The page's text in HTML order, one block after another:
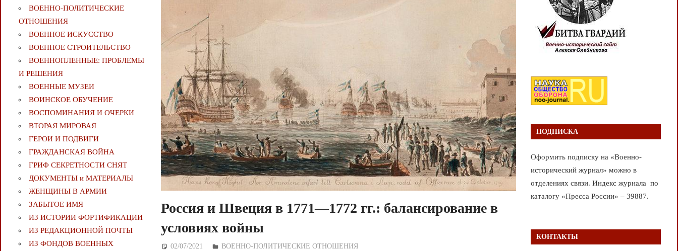
Россия и Швеция в 1771—1772 гг.: балансирование в
условиях войны
02/07/2021 Дежурный по Редакции
ВОЕННО-ПОЛИТИЧЕСКИE ОТНОШЕНИЯ
ВОЕННО-ПОЛИТИЧЕСКИE
ОТНОШЕНИЯ
ВОЕННОЕ ИСКУССТВО
ВОЕННОЕ СТРОИТЕЛЬСТВО
ВОЕННОПЛЕННЫЕ: ПРОБЛЕМЫ
И РЕШЕНИЯ
ВОЕННЫЕ МУЗЕИ
ВОИНСКОЕ ОБУЧЕНИЕ
ВОСПОМИНАНИЯ И ОЧЕРКИ
ВТОРАЯ МИРОВАЯ
ГЕРОИ И ПОДВИГИ
ГРАЖДАНСКАЯ ВОЙНА
ГРИФ СЕКРЕТНОСТИ СНЯТ
ДОКУМЕНТЫ и МАТЕРИАЛЫ
ЖЕНЩИНЫ В АРМИИ
ЗАБЫТОЕ ИМЯ
ИЗ ИСТОРИИ ФОРТИФИКАЦИИ
ИЗ РЕДАКЦИОННОЙ ПОЧТЫ
ИЗ ФОНДОВ ВОЕННЫХ
ПОДПИСКА
Оформить подписку на «Военно-
исторический журнал» можно в
отделениях связи. Индекс журнала по
каталогу «Пресса России» – 39887.
КОНТАКТЫ